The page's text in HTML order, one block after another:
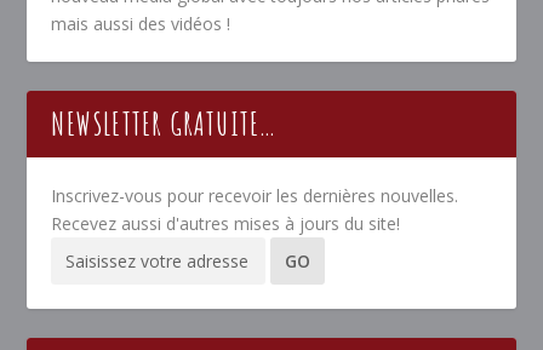
mais aussi des vidéos !
NEWSLETTER GRATUITE…
Inscrivez-vous pour recevoir les dernières nouvelles.
Recevez aussi d'autres mises à jours du site!